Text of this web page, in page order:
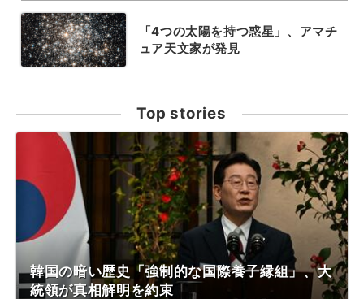
「4つの太陽を持つ惑星」、アマチ
ュア天文家が発見
Top stories
韓国の暗い歴史「強制的な国際養子縁組」、大
統領が真相解明を約束